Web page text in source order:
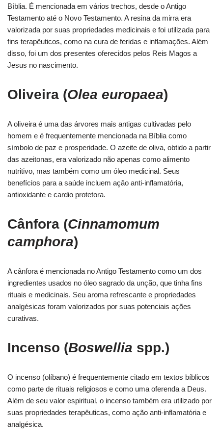
Bíblia. É mencionada em vários trechos, desde o Antigo
Testamento até o Novo Testamento. A resina da mirra era
valorizada por suas propriedades medicinais e foi utilizada para
fins terapêuticos, como na cura de feridas e inflamações. Além
disso, foi um dos presentes oferecidos pelos Reis Magos a
Jesus no nascimento.
Oliveira (Olea europaea)
A oliveira é uma das árvores mais antigas cultivadas pelo
homem e é frequentemente mencionada na Bíblia como
símbolo de paz e prosperidade. O azeite de oliva, obtido a partir
das azeitonas, era valorizado não apenas como alimento
nutritivo, mas também como um óleo medicinal. Seus
benefícios para a saúde incluem ação anti-inflamatória,
antioxidante e cardio protetora.
Cânfora (Cinnamomum
camphora)
A cânfora é mencionada no Antigo Testamento como um dos
ingredientes usados no óleo sagrado da unção, que tinha fins
rituais e medicinais. Seu aroma refrescante e propriedades
analgésicas foram valorizados por suas potenciais ações
curativas.
Incenso (Boswellia spp.)
O incenso (olíbano) é frequentemente citado em textos bíblicos
como parte de rituais religiosos e como uma oferenda a Deus.
Além de seu valor espiritual, o incenso também era utilizado por
suas propriedades terapêuticas, como ação anti-inflamatória e
analgésica.